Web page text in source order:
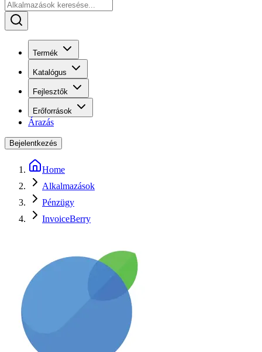
Termék
Katalógus
Fejlesztők
Erőforrások
Árazás
Bejelentkezés
Home
Alkalmazások
Pénzügy
InvoiceBerry